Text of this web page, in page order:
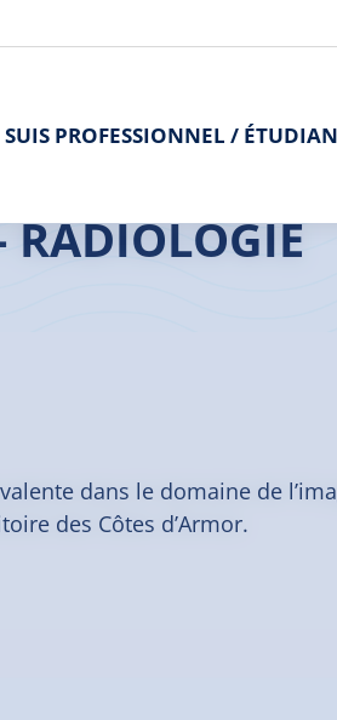
SUIS PROFESSIONNEL /
– Scanner – Radiologie)>Imagerie
RADIOLOGIE
dans le domaine de
des Côtes d’Armor.